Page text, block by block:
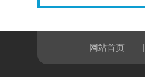
网站首页 |